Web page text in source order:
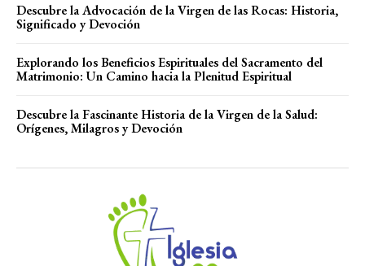
Descubre la Advocación de la Virgen de las Rocas: Historia,
Significado y Devoción
Explorando los Beneficios Espirituales del Sacramento del
Matrimonio: Un Camino hacia la Plenitud Espiritual
Descubre la Fascinante Historia de la Virgen de la Salud:
Orígenes, Milagros y Devoción